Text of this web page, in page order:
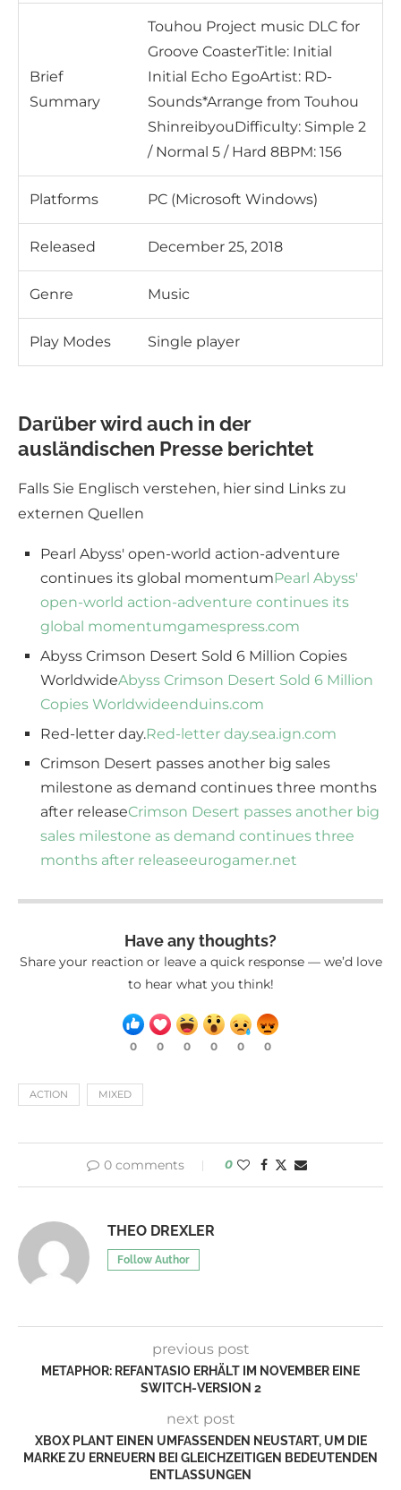
Brief
Summary
Touhou Project music DLC for
Groove CoasterTitle: Initial
Initial Echo EgoArtist: RD-
Sounds*Arrange from Touhou
ShinreibyouDifficulty: Simple 2
/ Normal 5 / Hard 8BPM: 156
Platforms PC (Microsoft Windows)
Released December 25, 2018
Genre Music
Play Modes Single player
Darüber wird auch in der
ausländischen Presse berichtet
Falls Sie Englisch verstehen, hier sind Links zu
externen Quellen
Pearl Abyss' open-world action-adventure
continues its global momentumPearl Abyss'
open-world action-adventure continues its
global momentumgamespress.com
Abyss Crimson Desert Sold 6 Million Copies
WorldwideAbyss Crimson Desert Sold 6 Million
Copies Worldwideenduins.com
Red-letter day.Red-letter day.sea.ign.com
Crimson Desert passes another big sales
milestone as demand continues three months
after releaseCrimson Desert passes another big
sales milestone as demand continues three
months after releaseeurogamer.net
Have any thoughts?
Share your reaction or leave a quick response — we’d love
to hear what you think!
0 0 0 0 0 0
ACTION MIXED
0 comments 0
THEO DREXLER
Follow Author
previous post
METAPHOR: REFANTASIO ERHÄLT IM NOVEMBER EINE
SWITCH-VERSION 2
next post
XBOX PLANT EINEN UMFASSENDEN NEUSTART, UM DIE
MARKE ZU ERNEUERN BEI GLEICHZEITIGEN BEDEUTENDEN
ENTLASSUNGEN